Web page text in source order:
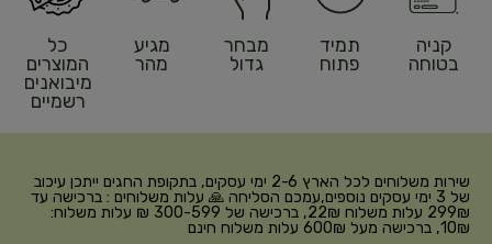
קניה
בטוחה
תמיד
פתוח
מבחר
גדול
מגיע
מהר
כל
המוצרים
מיבואנים
רשמיים
שירות משלוחים לכל הארץ 2-6 ימי עסקים, בתקופת החגים ייתכן עיכוב
של 3 ימי עסקים נוספים,עמכם הסליחה 🙏 עלות משלוחים : ברכישה עד
299₪ עלות משלוח 22₪, ברכישה של 300-599 ₪ עלות משלוח:
10₪, ברכישה מעל 600₪ עלות משלוח חינם